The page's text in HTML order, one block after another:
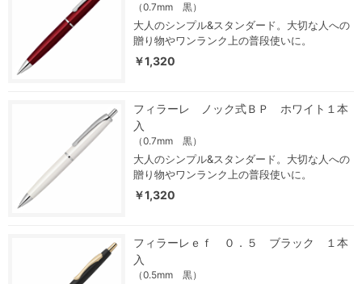
（0.7mm 黒）
大人のシンプル&スタンダード。大切な人への
贈り物やワンランク上の普段使いに。
￥1,320
フィラーレ ノック式ＢＰ ホワイト１本
入
（0.7mm 黒）
大人のシンプル&スタンダード。大切な人への
贈り物やワンランク上の普段使いに。
￥1,320
フィラーレｅｆ ０．５ ブラック １本
入
（0.5mm 黒）